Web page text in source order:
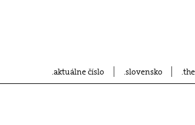
aktuálne číslo slovensko